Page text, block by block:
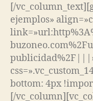
[/
ejemplos»
bottom: 4px
[/